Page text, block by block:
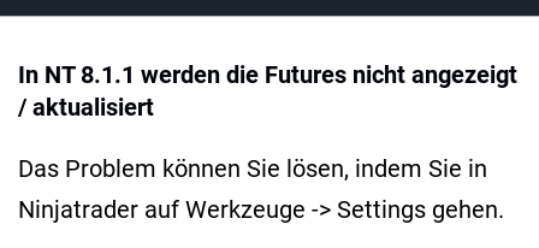
In NT 8.1.1 werden die Futures nicht angezeigt
/ aktualisiert
Das Problem können Sie lösen, indem Sie in
Ninjatrader auf Werkzeuge -> Settings gehen.